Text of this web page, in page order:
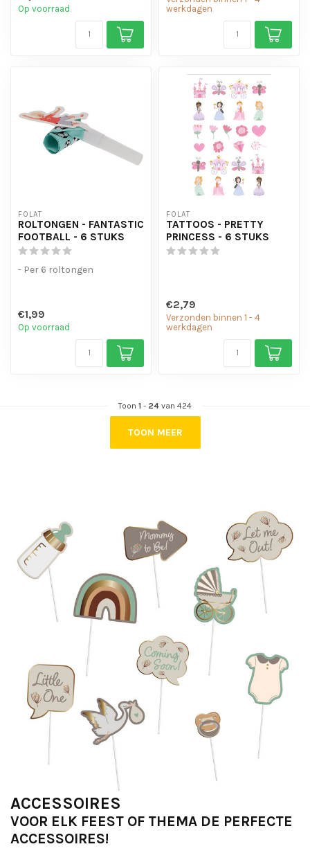
Op voorraad
werkdagen
FOLAT
ROLTONGEN - FANTASTIC
FOOTBALL - 6 STUKS
- Per 6 roltongen
€1,99
Op voorraad
FOLAT
TATTOOS - PRETTY
PRINCESS - 6 STUKS
€2,79
Verzonden binnen 1 - 4
werkdagen
Toon 1 - 24 van 424
TOON MEER
ACCESSOIRES
VOOR ELK FEEST OF THEMA DE PERFECTE
ACCESSOIRES!